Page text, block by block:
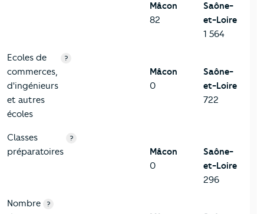
Mâcon
82
Saône-
et-Loire
1 564
Ecoles de
commerces,
d'ingénieurs
et autres
écoles
?
Mâcon
0
Saône-
et-Loire
722
Classes
préparatoires
?
Mâcon
0
Saône-
et-Loire
296
Nombre
?